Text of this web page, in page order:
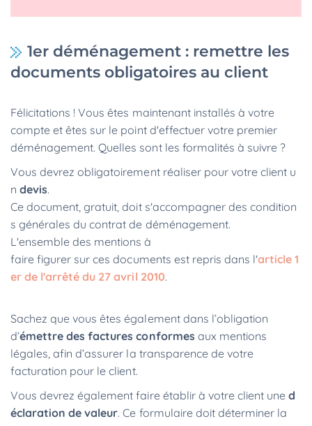
1er déménagement : remettre les
documents obligatoires au client
Félicitations ! Vous êtes maintenant installés à votre
compte et êtes sur le point d'effectuer votre premier
déménagement. Quelles sont les formalités à suivre ?
Vous devrez obligatoirement réaliser pour votre client u
ndevis.
Ce document, gratuit, doit s'accompagner des condition
s générales du contrat de déménagement.
L'ensemble des mentions à
faire figurer sur ces documents est repris dans l'article 1
er de l'arrêté du 27 avril 2010.
Sachez que vous êtes également dans l’obligation
d’émettre des factures conformes aux mentions
légales, afin d’assurer la transparence de votre
facturation pour le client.
Vous devrez également faire établir à votre client uned
éclaration de valeur. Ce formulaire doit déterminer la